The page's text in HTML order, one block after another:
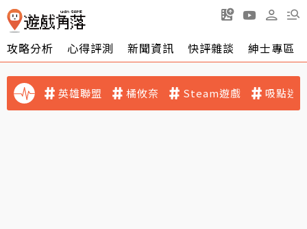
攻略分析 心得評測 新聞資訊 快評雜談 紳士專區
英雄聯盟 橘攸奈 Steam遊戲 吸點迷